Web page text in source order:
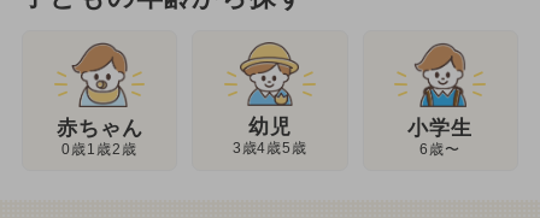
赤ちゃん
0歳1歳2歳
幼児
3歳4歳5歳
小学生
6歳〜